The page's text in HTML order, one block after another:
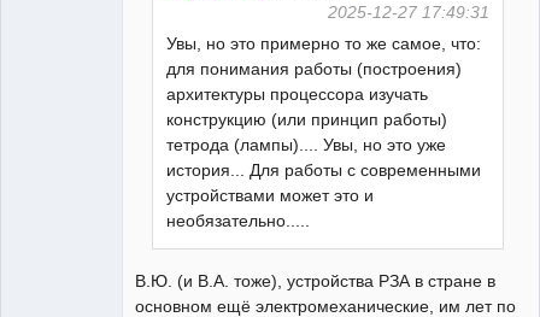
2025-12-27 17:49:31
Увы, но это примерно то же самое, что:
для понимания работы (построения)
архитектуры процессора изучать
конструкцию (или принцип работы)
тетрода (лампы).... Увы, но это уже
история... Для работы с современными
устройствами может это и
необязательно.....
В.Ю. (и В.А. тоже), устройства РЗА в стране в
основном ещё электромеханические, им лет по